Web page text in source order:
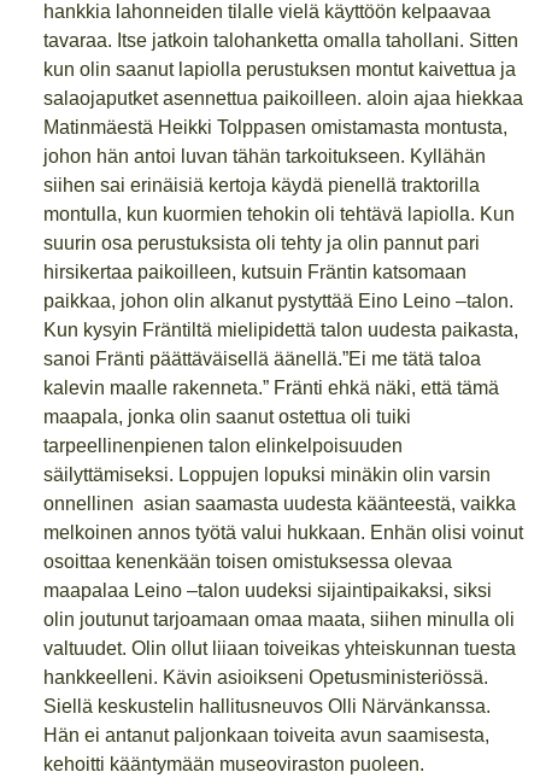
hankkia lahonneiden tilalle vielä käyttöön kelpaavaa
tavaraa. Itse jatkoin talohanketta omalla tahollani. Sitten
kun olin saanut lapiolla perustuksen montut kaivettua ja
salaojaputket asennettua paikoilleen. aloin ajaa hiekkaa
Matinmäestä Heikki Tolppasen omistamasta montusta,
johon hän antoi luvan tähän tarkoitukseen. Kyllähän
siihen sai erinäisiä kertoja käydä pienellä traktorilla
montulla, kun kuormien tehokin oli tehtävä lapiolla. Kun
suurin osa perustuksista oli tehty ja olin pannut pari
hirsikertaa paikoilleen, kutsuin Fräntin katsomaan
paikkaa, johon olin alkanut pystyttää Eino Leino –talon.
Kun kysyin Fräntiltä mielipidettä talon uudesta paikasta,
sanoi Fränti päättäväisellä äänellä.”Ei me tätä taloa
kalevin maalle rakenneta.” Fränti ehkä näki, että tämä
maapala, jonka olin saanut ostettua oli tuiki
tarpeellinenpienen talon elinkelpoisuuden
säilyttämiseksi. Loppujen lopuksi minäkin olin varsin
onnellinen asian saamasta uudesta käänteestä, vaikka
melkoinen annos työtä valui hukkaan. Enhän olisi voinut
osoittaa kenenkään toisen omistuksessa olevaa
maapalaa Leino –talon uudeksi sijaintipaikaksi, siksi
olin joutunut tarjoamaan omaa maata, siihen minulla oli
valtuudet. Olin ollut liiaan toiveikas yhteiskunnan tuesta
hankkeelleni. Kävin asioikseni Opetusministeriössä.
Siellä keskustelin hallitusneuvos Olli Närvänkanssa.
Hän ei antanut paljonkaan toiveita avun saamisesta,
kehoitti kääntymään museoviraston puoleen.